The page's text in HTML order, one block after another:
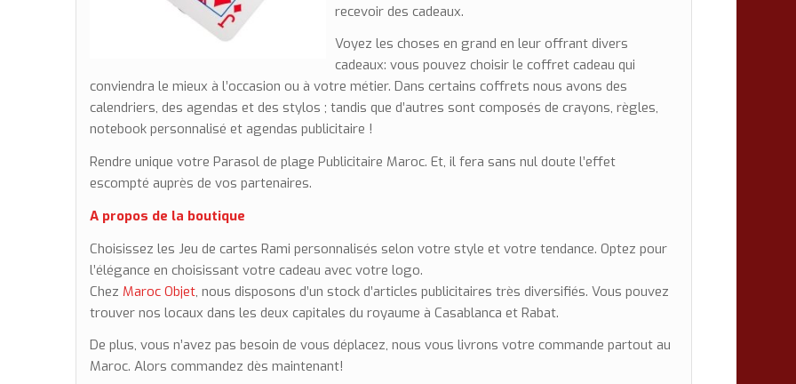
recevoir des cadeaux.
Voyez les choses en grand en leur offrant divers
cadeaux: vous pouvez choisir le coffret cadeau qui
conviendra le mieux à l’occasion ou à votre métier. Dans certains coffrets nous avons des
calendriers, des agendas et des stylos ; tandis que d’autres sont composés de crayons, règles,
notebook personnalisé et agendas publicitaire !
Rendre unique votre Parasol de plage Publicitaire Maroc. Et, il fera sans nul doute l’effet
escompté auprès de vos partenaires.
A propos de la boutique
Choisissez les Jeu de cartes Rami personnalisés selon votre style et votre tendance. Optez pour
l’élégance en choisissant votre cadeau avec votre logo.
Chez Maroc Objet, nous disposons d’un stock d’articles publicitaires très diversifiés. Vous pouvez
trouver nos locaux dans les deux capitales du royaume à Casablanca et Rabat.
De plus, vous n’avez pas besoin de vous déplacez, nous vous livrons votre commande partout au
Maroc. Alors commandez dès maintenant!